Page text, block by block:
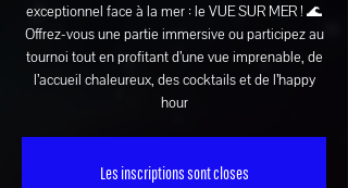
exceptionnel face à la mer : le VUE SUR MER ! 🌊
Offrez-vous une partie immersive ou participez au
tournoi tout en profitant d’une vue imprenable, de
l’accueil chaleureux, des cocktails et de l’happy
hour
Les inscriptions sont closes